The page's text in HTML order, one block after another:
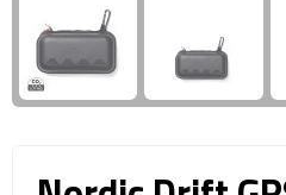
Reistassen
Trolleys